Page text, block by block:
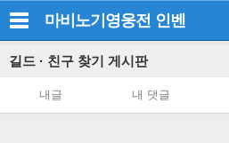
마비노기영웅전 인벤
길드 · 친구 찾기 게시판
내글 내 댓글